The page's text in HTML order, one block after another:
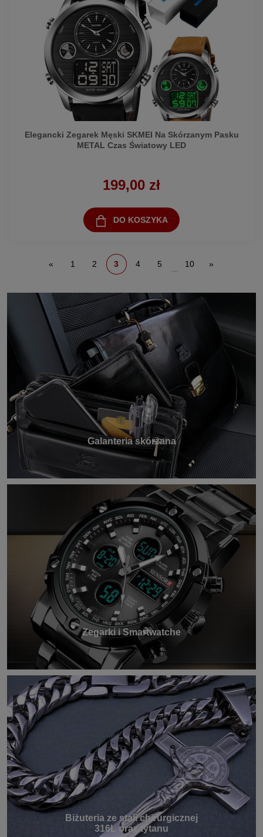
Elegancki Zegarek Męski SKMEI Na Skórzanym Pasku
METAL Czas Światowy LED
199,00 zł
DO KOSZYKA
« 1 2 3 4 5 ... 10 »
Galanteria skórzana
Zegarki i Smartwatche
Biżuteria ze stali chirurgicznej
316L oraz tytanu